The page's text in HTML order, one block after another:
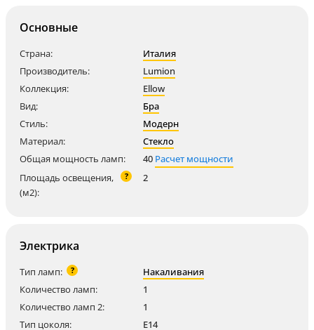
Основные
Страна:
Италия
Производитель:
Lumion
Коллекция:
Ellow
Вид:
Бра
Стиль:
Модерн
Материал:
Стекло
Общая мощность ламп:
40 Расчет мощности
Площадь освещения,
(м2):
? 2
Электрика
Тип ламп: ?
Накаливания
Количество ламп:
1
Количество ламп 2:
1
Тип цоколя:
E14